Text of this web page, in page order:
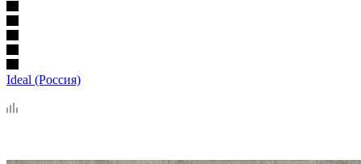
Ideal (Россия)